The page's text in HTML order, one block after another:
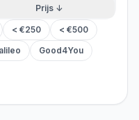
Prijs ↓
< €250
< €500
Good4You